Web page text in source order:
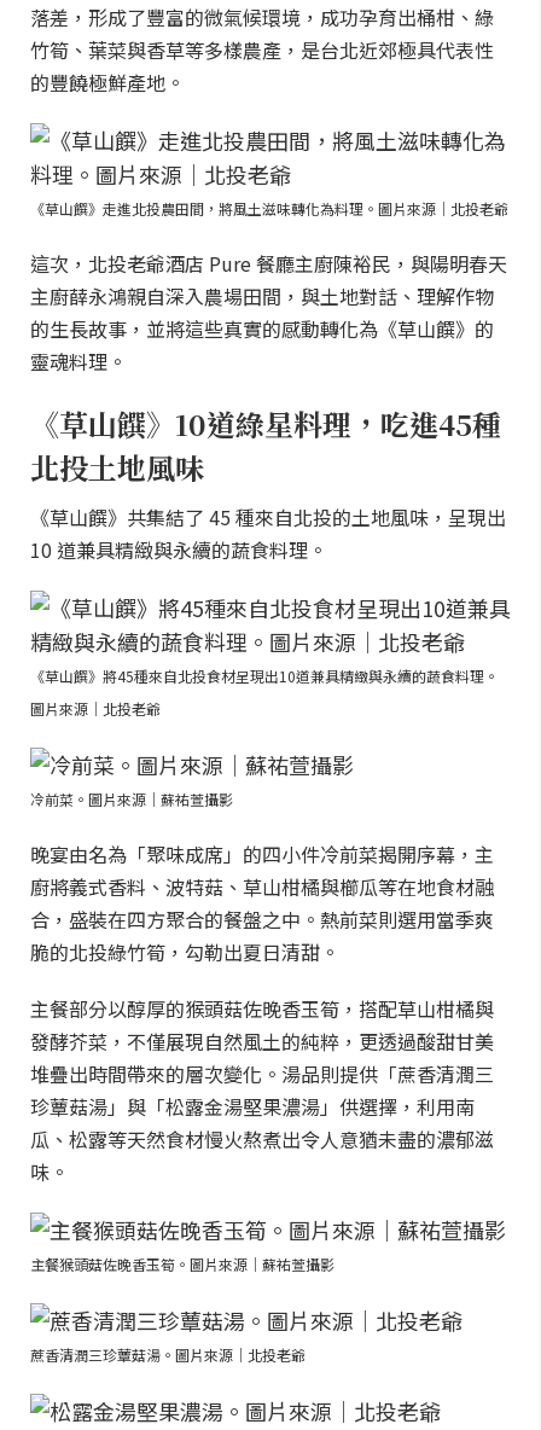
落差，形成了豐富的微氣候環境，成功孕育出桶柑、綠
竹筍、葉菜與香草等多樣農產，是台北近郊極具代表性
的豐饒極鮮產地。
《草山饌》走進北投農田間，將風土滋味轉化為料理。圖片來源｜北投老爺
這次，北投老爺酒店 Pure 餐廳主廚陳裕民，與陽明春天
主廚薛永鴻親自深入農場田間，與土地對話、理解作物
的生長故事，並將這些真實的感動轉化為《草山饌》的
靈魂料理。
《草山饌》10道綠星料理，吃進45種
北投土地風味
《草山饌》共集結了 45 種來自北投的土地風味，呈現出
10 道兼具精緻與永續的蔬食料理。
《草山饌》將45種來自北投食材呈現出10道兼具精緻與永續的蔬食料理。
圖片來源｜北投老爺
冷前菜。圖片來源｜蘇祐萱攝影
晚宴由名為「聚味成席」的四小件冷前菜揭開序幕，主
廚將義式香料、波特菇、草山柑橘與櫛瓜等在地食材融
合，盛裝在四方聚合的餐盤之中。熱前菜則選用當季爽
脆的北投綠竹筍，勾勒出夏日清甜。
主餐部分以醇厚的猴頭菇佐晚香玉筍，搭配草山柑橘與
發酵芥菜，不僅展現自然風土的純粹，更透過酸甜甘美
堆疊出時間帶來的層次變化。湯品則提供「蔗香清潤三
珍蕈菇湯」與「松露金湯堅果濃湯」供選擇，利用南
瓜、松露等天然食材慢火熬煮出令人意猶未盡的濃郁滋
味。
主餐猴頭菇佐晚香玉筍。圖片來源｜蘇祐萱攝影
蔗香清潤三珍蕈菇湯。圖片來源｜北投老爺